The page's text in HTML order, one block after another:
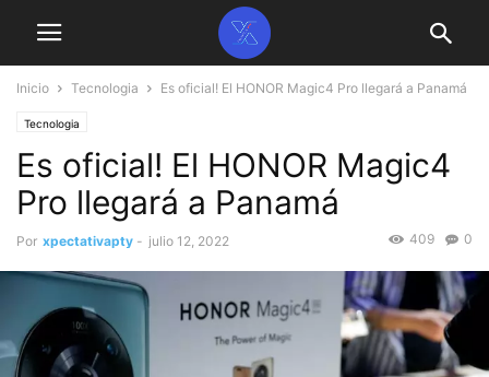
Inicio Tecnologia Es oficial! El HONOR Magic4 Pro llegará a Panamá
Tecnologia
Es oficial! El HONOR Magic4
Pro llegará a Panamá
Por xpectativapty - julio 12, 2022 0
409